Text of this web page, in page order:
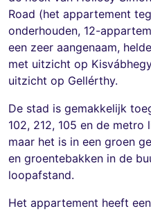
Road (het appartement
onderhouden, 12-
een zeer aangenaam,
met uitzicht op
uitzicht op Gellérthy.
De stad is gemakkelijk
102, 212, 105 en de
maar het is in een groen
en groentebakken in de
loopafstand.
Het appartement heeft